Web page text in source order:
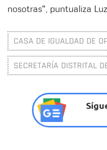
nosotras", puntualiza
CASA DE IGUALDAD DE
SECRETARÍA DISTRITAL